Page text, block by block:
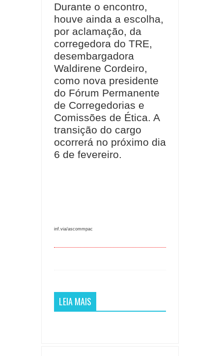
Durante o encontro,
houve ainda a escolha,
por aclamação, da
corregedora do TRE,
desembargadora
Waldirene Cordeiro,
como nova presidente
do Fórum Permanente
de Corregedorias e
Comissões de Ética. A
transição do cargo
ocorrerá no próximo dia
6 de fevereiro.
inf.via/ascommpac
LEIA MAIS